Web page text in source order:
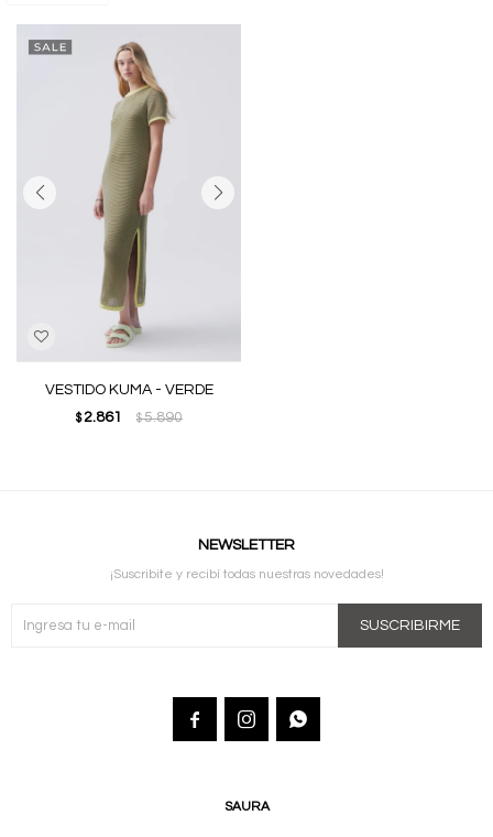
VESTIDO KUMA - VERDE
$ 2.861 $5.890
SAURA
NEWSLETTER
¡Suscribite y recibí todas nuestras novedades!
SUSCRIBIRME
  